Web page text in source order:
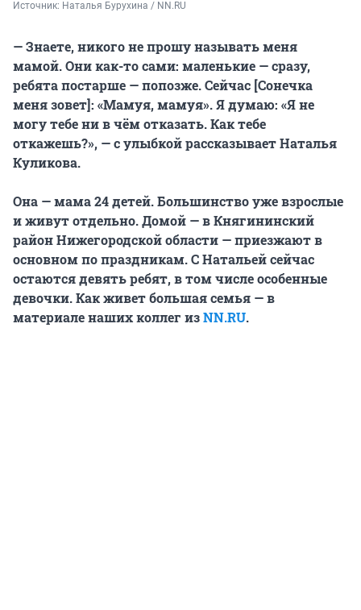
Источник: Наталья Бурухина / NN.RU
— Знаете, никого не прошу называть меня
мамой. Они как-то сами: маленькие — сразу,
ребята постарше — попозже. Сейчас [Сонечка
меня зовет]: «Мамуя, мамуя». Я думаю: «Я не
могу тебе ни в чём отказать. Как тебе
откажешь?», — с улыбкой рассказывает Наталья
Куликова.
Она — мама 24 детей. Большинство уже взрослые
и живут отдельно. Домой — в Княгининский
район Нижегородской области — приезжают в
основном по праздникам. С Натальей сейчас
остаются девять ребят, в том числе особенные
девочки. Как живет большая семья — в
материале наших коллег изNN.RU.